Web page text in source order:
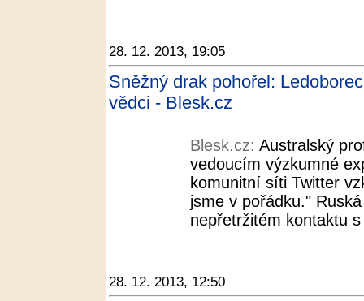
28. 12. 2013, 19:05
Sněžný drak pohořel:
vědci - Blesk.cz
Blesk.cz: Australský
vedoucím výzkumné
komunitní síti Twitter
jsme v pořádku."
nepřetržitém kontaktu
28. 12. 2013, 12:50